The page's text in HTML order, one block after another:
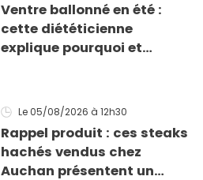
Ventre ballonné en été :
cette diététicienne
explique pourquoi et
Le 05/08/2026 à 12h30
Rappel produit : ces steaks
hachés vendus chez
Auchan présentent un